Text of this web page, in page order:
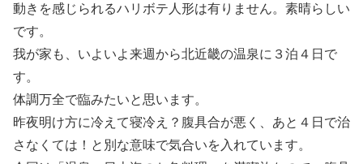
動きを感じられるハリボテ人形は有りません。素晴らしい
です。
我が家も、いよいよ来週から北近畿の温泉に３泊４日で
す。
体調万全で臨みたいと思います。
昨夜明け方に冷えて寝冷え？腹具合が悪く、あと４日で治
さなくては！と別な意味で気合いを入れています。